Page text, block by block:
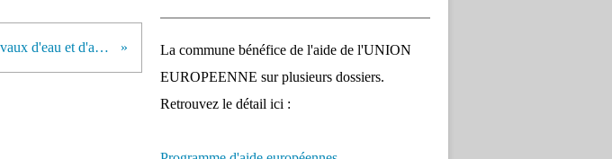
Inauguration travaux d'eau et d'assanissement
La commune bénéfice de l'aide de l'UNION
EUROPEENNE sur plusieurs dossiers.
Retrouvez le détail ici :